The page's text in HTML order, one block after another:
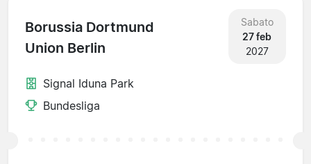
Borussia Dortmund
Union Berlin
Sabato
27 feb
2027
Signal Iduna Park
Bundesliga